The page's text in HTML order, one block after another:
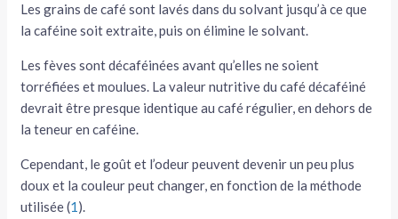
Les grains de café sont lavés dans du solvant jusqu’à ce que
la caféine soit extraite, puis on élimine le solvant.
Les fèves sont décaféinées avant qu’elles ne soient
torréfiées et moulues. La valeur nutritive du café décaféiné
devrait être presque identique au café régulier, en dehors de
la teneur en caféine.
Cependant, le goût et l’odeur peuvent devenir un peu plus
doux et la couleur peut changer, en fonction de la méthode
utilisée (1).